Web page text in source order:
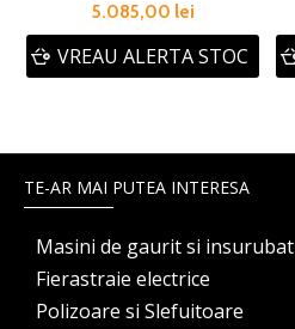
5.085,00 lei
VREAU ALERTA STOC
TE-AR MAI PUTEA INTERESA
Masini de gaurit si insurubat
Fierastraie electrice
Polizoare si Slefuitoare